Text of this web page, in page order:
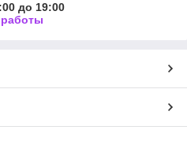
до 19:00
работы